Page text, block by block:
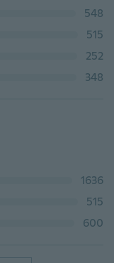
548
515
252
348
1636
515
600